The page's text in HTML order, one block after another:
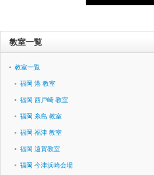
教室一覧
教室一覧
福岡 港 教室
福岡 西戸崎 教室
福岡 糸島 教室
福岡 福津 教室
福岡 遠賀教室
福岡 今津浜崎会場